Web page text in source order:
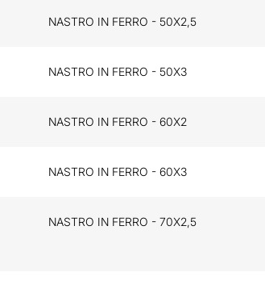
NASTRO IN FERRO - 50X2,5
NASTRO IN FERRO - 50X3
NASTRO IN FERRO - 60X2
NASTRO IN FERRO - 60X3
NASTRO IN FERRO - 70X2,5